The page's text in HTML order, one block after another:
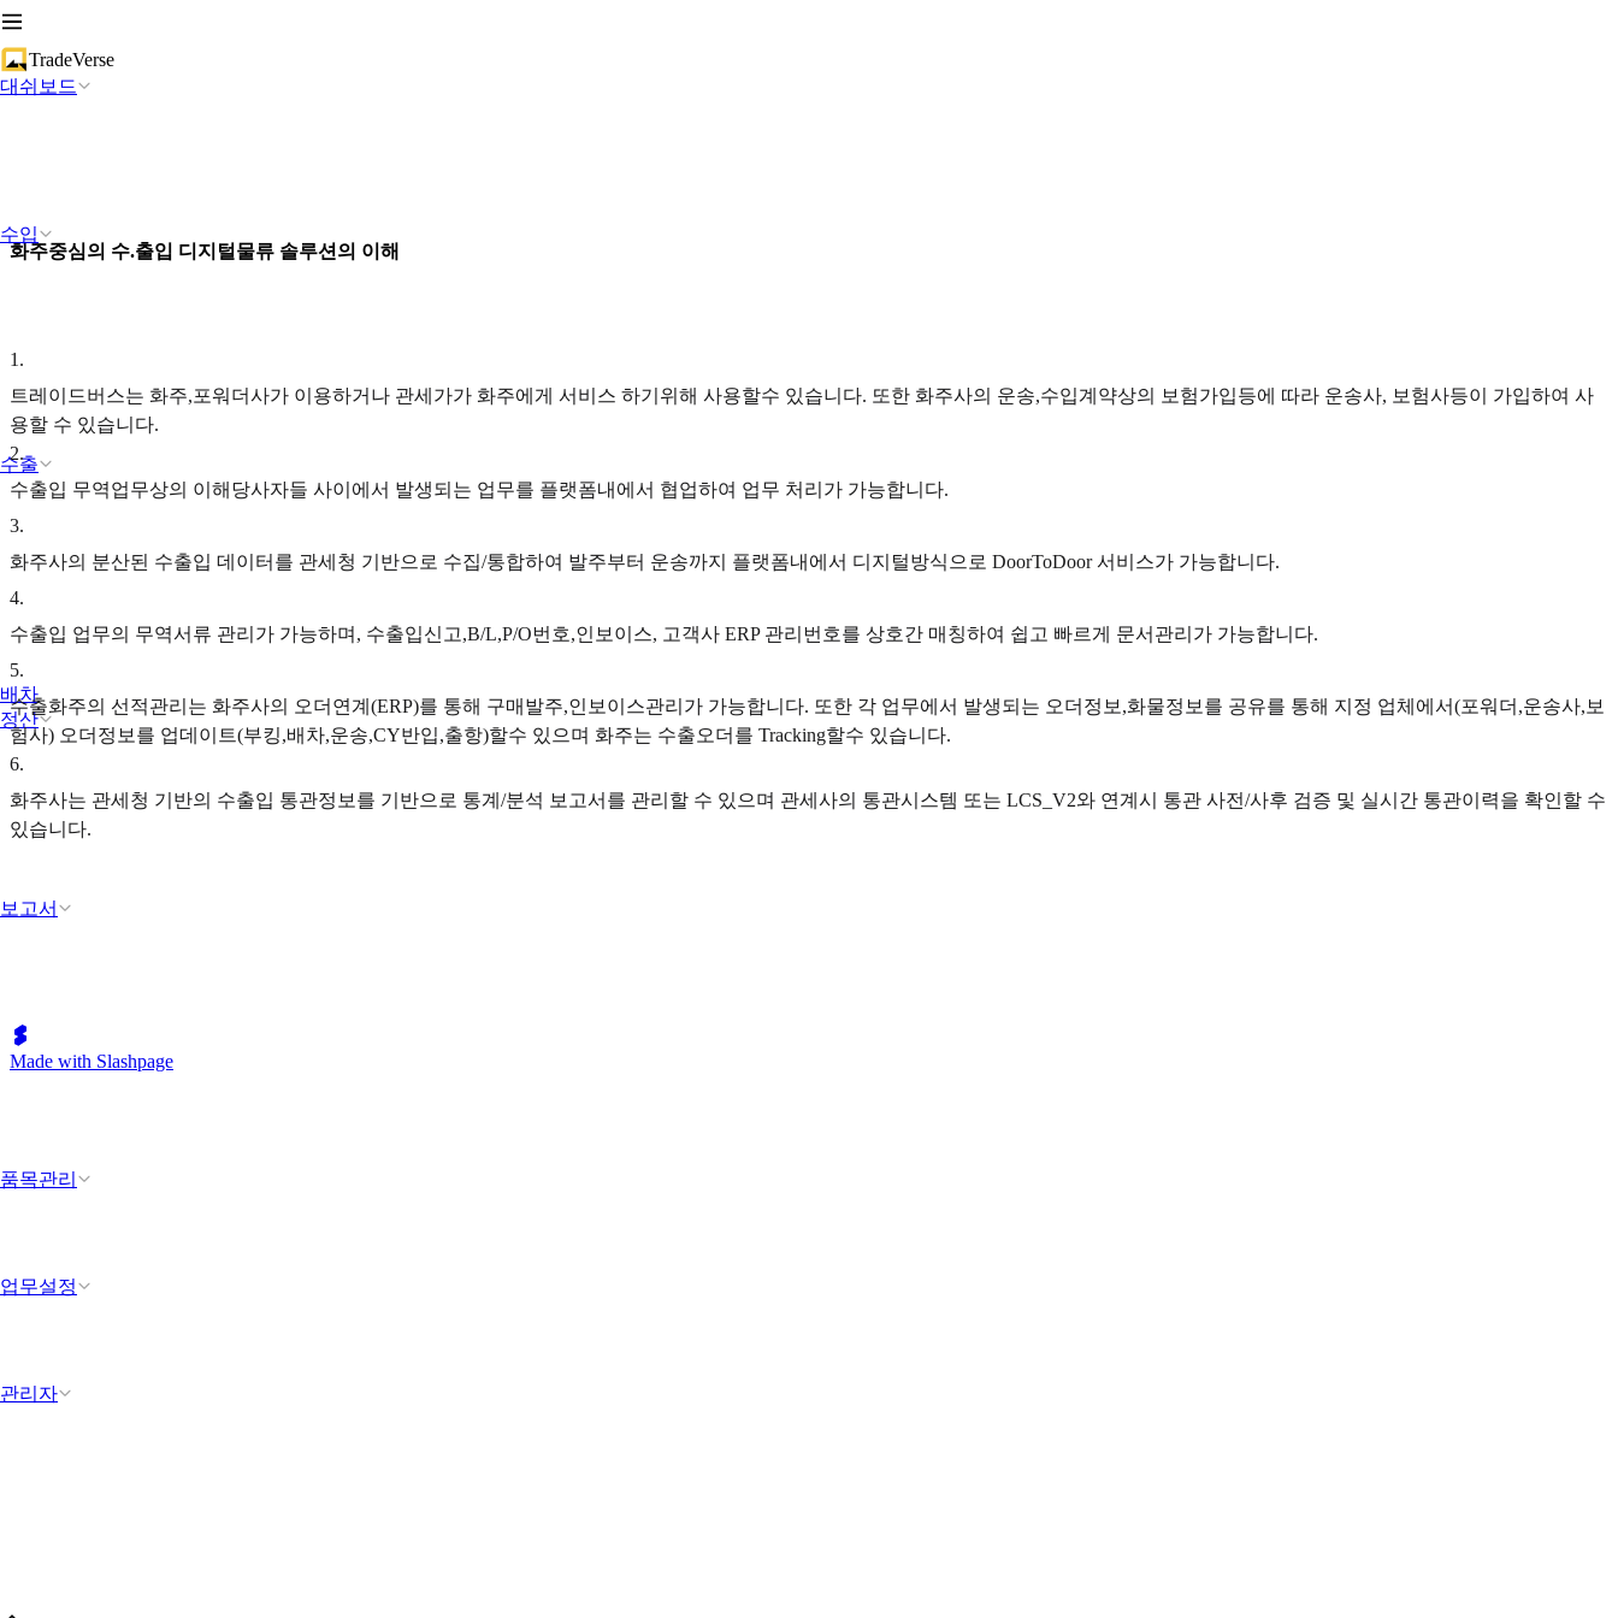
TradeVerse
대쉬보드
수입
수출
배차
정산
보고서
품목관리
업무설정
관리자
화주중심의 수.출입 디지털물류 솔루션의 이해
1 .
트레이드버스는 화주,포워더사가 이용하거나 관세가가 화주에게 서비스 하기위해 사용할수 있습니다. 또한 화주사의 운송,수입계약상의 보험가입등에 따라 운송사, 보험사등이 가입하여 사
용할 수 있습니다.
2.
수출입 무역업무상의 이해당사자들 사이에서 발생되는 업무를 플랫폼내에서 협업하여 업무 처리가 가능합니다.
3.
화주사의 분산된 수출입 데이터를 관세청 기반으로 수집/통합하여 발주부터 운송까지 플랫폼내에서 디지털방식으로 DoorToDoor 서비스가 가능합니다.
4.
수출입 업무의 무역서류 관리가 가능하며, 수출입신고,B/L,P/O번호,인보이스, 고객사 ERP 관리번호를 상호간 매칭하여 쉽고 빠르게 문서관리가 가능합니다.
5.
수출화주의 선적관리는 화주사의 오더연계(ERP)를 통해 구매발주,인보이스관리가 가능합니다. 또한 각 업무에서 발생되는 오더정보,화물정보를 공유를 통해 지정 업체에서(포워더,운송사,보
험사) 오더정보를 업데이트(부킹,배차,운송,CY반입,출항)할수 있으며 화주는 수출오더를 Tracking할수 있습니다.
6.
화주사는 관세청 기반의 수출입 통관정보를 기반으로 통계/분석 보고서를 관리할 수 있으며 관세사의 통관시스템 또는 LCS_V2와 연계시 통관 사전/사후 검증 및 실시간 통관이력을 확인할 수
있습니다.
Made with Slashpage